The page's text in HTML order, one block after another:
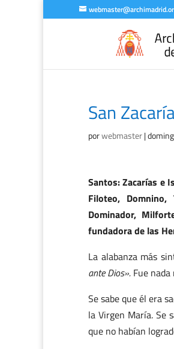
San
porwebmaster|
Santos: Zacarías e
Filoteo,
Dominador,
fundadora de las
La alabanza más
ante Dios». Fue
Se sabe que él era
la Virgen María. Se
que no habían